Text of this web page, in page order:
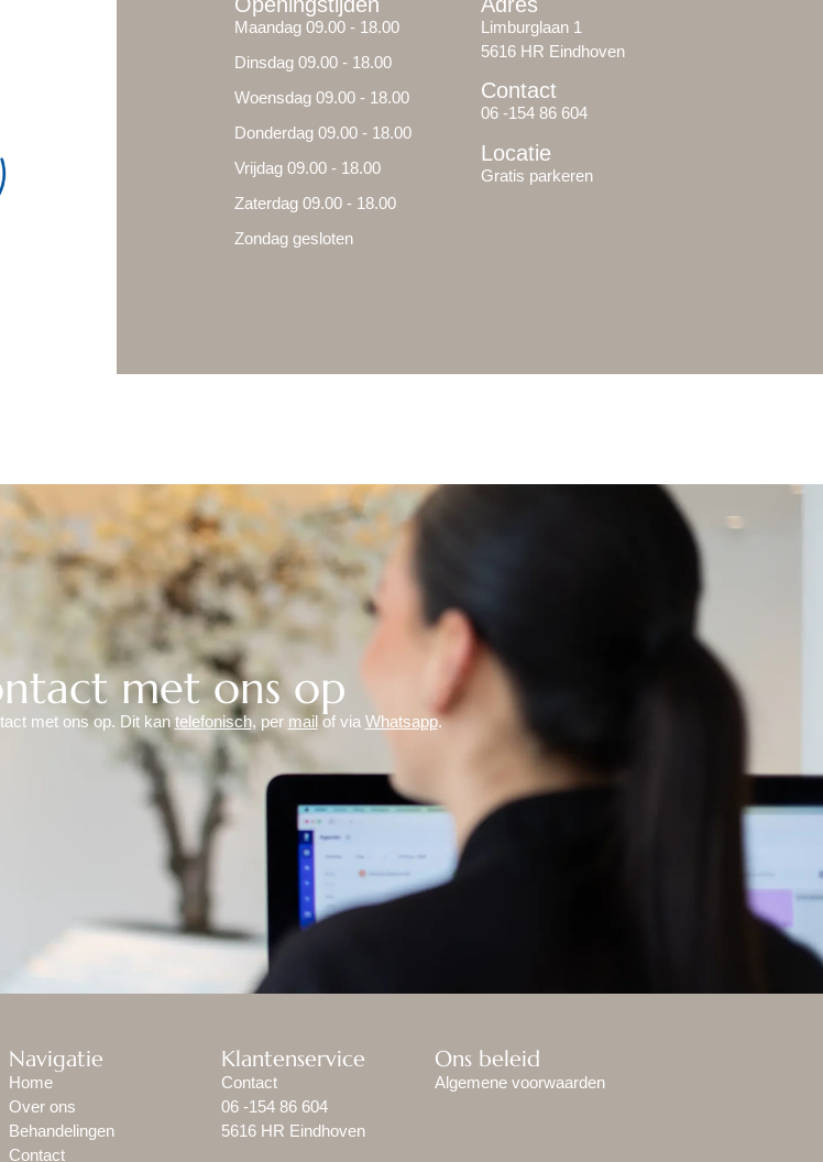
Maandag 09.00 - 18.00
Dinsdag 09.00 - 18.00
Woensdag 09.00 - 18.00
Donderdag 09.00 - 18.00
Vrijdag 09.00 - 18.00
Zaterdag 09.00 - 18.00
Zondag gesloten
Limburglaan 1
5616 HR Eindhoven
Contact
06 -154 86 604
Locatie
Gratis parkeren
met ons op
met ons op. Dit kantelefonisch, per mailof via Whatsapp.
Navigatie
Home
Over ons
Behandelingen
Contact
Klantenservice
Contact
06 -154 86 604
5616 HR Eindhoven
Ons beleid
Algemene voorwaarden